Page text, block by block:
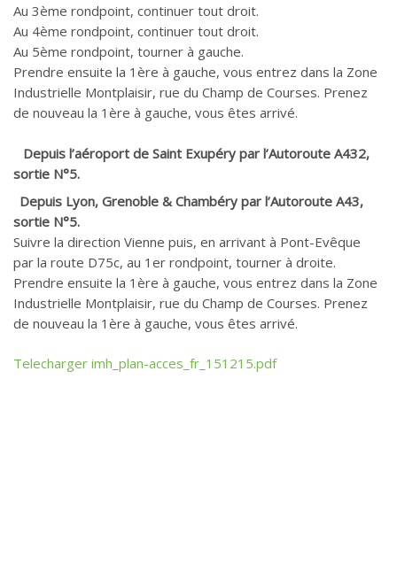
Au 3ème rondpoint, continuer tout droit.
Au 4ème rondpoint, continuer tout droit.
Au 5ème rondpoint, tourner à gauche.
Prendre ensuite la 1ère à gauche, vous entrez dans la Zone
Industrielle Montplaisir, rue du Champ de Courses. Prenez
de nouveau la 1ère à gauche, vous êtes arrivé.
Depuis l’aéroport de Saint Exupéry par l’Autoroute A432,
sortie N°5.
Depuis Lyon, Grenoble & Chambéry par l’Autoroute A43,
sortie N°5.
Suivre la direction Vienne puis, en arrivant à Pont-Evêque
par la route D75c, au 1er rondpoint, tourner à droite.
Prendre ensuite la 1ère à gauche, vous entrez dans la Zone
Industrielle Montplaisir, rue du Champ de Courses. Prenez
de nouveau la 1ère à gauche, vous êtes arrivé.
Telecharger imh_plan-acces_fr_151215.pdf